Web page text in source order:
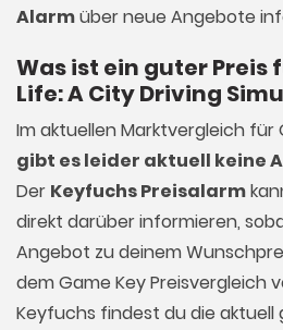
Alarmüber neue Angebote
Was ist ein guter Preis
Life: A City Driving
Im aktuellen Marktvergleich für
gibt es leider aktuell keine
Der Keyfuchs Preisalarm
direkt darüber informieren,
Angebot zu deinem
dem Game Key Preisvergleich
Keyfuchs findest du die aktuell